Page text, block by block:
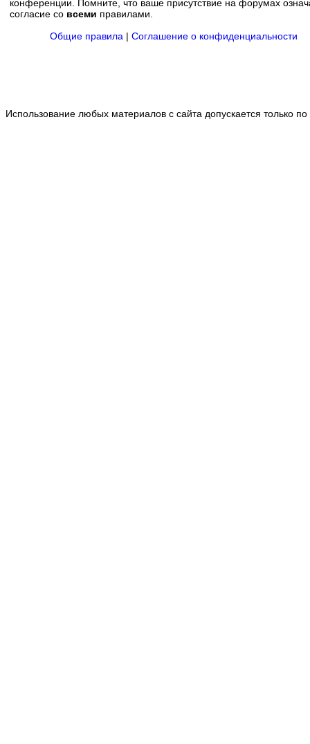
конференции. Помните, что ваше присутствие на форумах
согласие со всеми правилами.
Общие правила | Соглашение о конфиденциальности
Использование любых материалов с сайта допускается только